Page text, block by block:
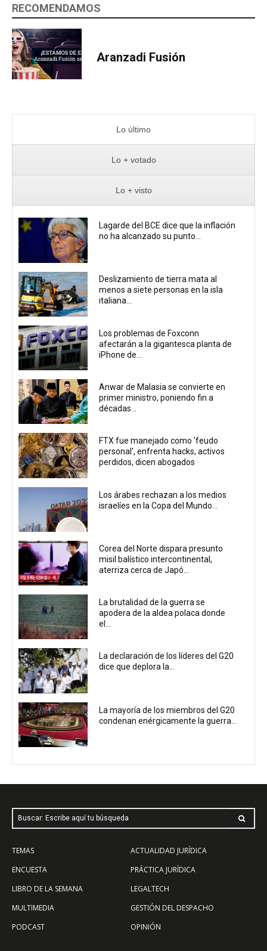
RECOMENDAMOS
Aranzadi Fusión
Lo último
Lo + votado
Lo + visto
Lagarde del BCE dice que la inflación
no ha alcanzado su punto...
Deslizamiento de tierra mata al
menos a siete personas en la isla
italiana...
Los problemas de Foxconn
afectarán a la gigantesca planta de
iPhone de...
Anwar de Malasia se convierte en
primer ministro, poniendo fin a
décadas...
FTX fue manejado como 'feudo
personal', enfrenta hacks, activos
perdidos, dicen abogados
Los árabes rechazan a los medios
israelíes en la Copa del Mundo...
Corea del Norte dispara presunto
misil balístico intercontinental,
aterriza cerca de Japó...
La brutalidad de la guerra se
apodera de la aldea polaca donde
el...
La declaración de los líderes del G20
dice que deplora la...
La mayoría de los miembros del G20
condenan enérgicamente la guerra...
Buscar: Escribe aquí tu búsqueda
TEMAS
ENCUESTA
LIBRO DE LA SEMANA
MULTIMEDIA
PODCAST
ACTUALIDAD JURÍDICA
PRÁCTICA JURÍDICA
LEGALTECH
GESTIÓN DEL DESPACHO
OPINIÓN